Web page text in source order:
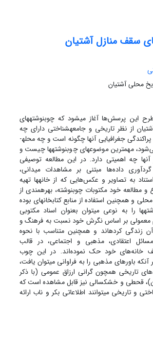
سقف منازل آشتیان
محلی آشتیان
این پرسش‌ها آغاز می­شود که چوب­نوشته­های
از نظر تاریخی و جامعه­شناختی دارای چه
ویژگی­هایی است، پراکندگی جغرافیایی آنها چگونه است و چه محله­
مهم­ترین موضوع­های چوب­نوشته­ها چیست و
چه اهمیتی دارد. در این مطالعه توصیفی
داده‌ها مبتنی ­بر مشاهدات میدانی،
به تصاویر و عکس‌هایی که از خانه­ها تهیه
مطالعه خود مکتوبات چوب­نوشته­، بهره­مندی از
و همچنین استفاده از منابع کتابخانه­ای بوده
را به نوعی می­توان بعنوان اسناد مکتوبی
معمولی بر اساس نگرش­ خود نسبت به فرهنگ و
زندگی کرده­اند و همچنین متناسب با نحوه
اعتقادی، مذهبی و اجتماعی، در قالب
خانه‌های خود حک نموده‌اند. در این چوب
آنکه باورهای مذهبی را به فراوانی می­توان یافت،
تاریخی همچون گرانی ارزاق عمومی (با ذکر
قحطی و خشکسالی نیز قابل مشاهده است که
و تاریخی می­توانند اطلاعاتی بکر و ناب ارائه